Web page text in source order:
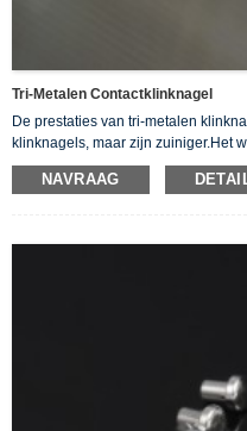
Tri-Metalen Contactklinknagel
De prestaties van tri-metalen
klinknagels, maar zijn zuiniger.Het
laagspanningsapparatuur.Zoals
NAVRAAG